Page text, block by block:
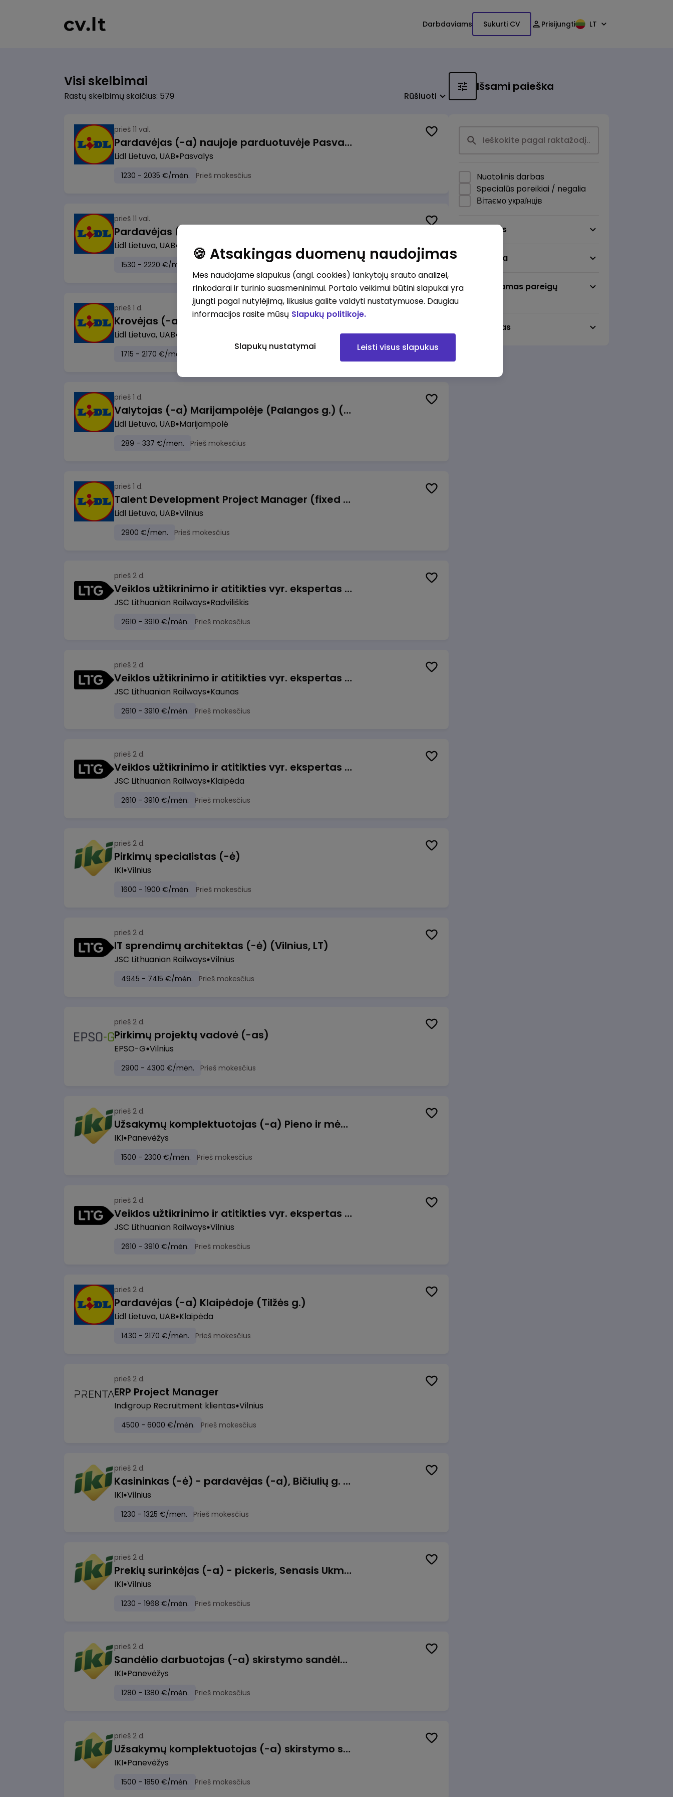
Darbdaviams Sukurti CV Prisijungti LT
Visi skelbimai
Rastų skelbimų skaičius: 579 Rūšiuoti
prieš 11 val.
Pardavėjas (-a) naujoje parduotuvėje Pasvalyje (PAPILDOMAS 600€ PRIEDAS)
Lidl Lietuva, UAB Pasvalys
1230 - 2035 €/mėn. Prieš mokesčius
prieš 11 val.
Lidl Lietuva, UAB Vilnius
1530 - 2220 €/mėn.
prieš 1 d.
Krovėjas (-a) Ringauduose (galimybė dirbti nepilnu etatu)
Lidl Lietuva, UAB
1715 - 2170 €/mėn. Prieš mokesčius
prieš 1 d.
Valytojas (-a) Marijampolėje (Palangos g.) (0,25 etatu)
Lidl Lietuva, UAB Marijampolė
289 - 337 €/mėn. Prieš mokesčius
prieš 1 d.
Talent Development Project Manager (fixed term - 1.5 years)
Lidl Lietuva, UAB Vilnius
2900 €/mėn. Prieš mokesčius
prieš 2 d.
Veiklos užtikrinimo ir atitikties vyr. ekspertas (-ė) (Radviliškis) (Radviliškis, LT)
JSC Lithuanian Railways Radviliškis
2610 - 3910 €/mėn. Prieš mokesčius
prieš 2 d.
Veiklos užtikrinimo ir atitikties vyr. ekspertas (-ė) (Kaunas) (Kaunas, LT)
JSC Lithuanian Railways Kaunas
2610 - 3910 €/mėn. Prieš mokesčius
prieš 2 d.
Veiklos užtikrinimo ir atitikties vyr. ekspertas (-ė) (Klaipėda) (Klaipėda, LT)
JSC Lithuanian Railways Klaipėda
2610 - 3910 €/mėn. Prieš mokesčius
prieš 2 d.
Pirkimų specialistas (-ė)
IKI Vilnius
1600 - 1900 €/mėn. Prieš mokesčius
prieš 2 d.
IT sprendimų architektas (-ė) (Vilnius, LT)
JSC Lithuanian Railways Vilnius
4945 - 7415 €/mėn. Prieš mokesčius
prieš 2 d.
Pirkimų projektų vadovė (-as)
EPSO-G Vilnius
2900 - 4300 €/mėn. Prieš mokesčius
prieš 2 d.
Užsakymų komplektuotojas (-a) Pieno ir mėsos sandėlyje
IKI Panevėžys
1500 - 2300 €/mėn. Prieš mokesčius
prieš 2 d.
Veiklos užtikrinimo ir atitikties vyr. ekspertas (-ė) (Vilnius, LT)
JSC Lithuanian Railways Vilnius
2610 - 3910 €/mėn. Prieš mokesčius
prieš 2 d.
Pardavėjas (-a) Klaipėdoje (Tilžės g.)
Lidl Lietuva, UAB Klaipėda
1430 - 2170 €/mėn. Prieš mokesčius
prieš 2 d.
ERP Project Manager
Indigroup Recruitment klientas Vilnius
4500 - 6000 €/mėn. Prieš mokesčius
prieš 2 d.
Kasininkas (-ė) - pardavėjas (-a), Bičiulių g. 36, Bukiškis, Vilnius
IKI Vilnius
1230 - 1325 €/mėn. Prieš mokesčius
prieš 2 d.
Prekių surinkėjas (-a) - pickeris, Senasis Ukmergės kelias 8, Avižieniai
IKI Vilnius
1230 - 1968 €/mėn. Prieš mokesčius
prieš 2 d.
Sandėlio darbuotojas (-a) skirstymo sandėlyje
IKI Panevėžys
1280 - 1380 €/mėn. Prieš mokesčius
prieš 2 d.
Užsakymų komplektuotojas (-a) skirstymo sandėlyje
IKI Panevėžys
1500 - 1850 €/mėn. Prieš mokesčius
Išsami paieška
Nuotolinis darbas
Specialūs poreikiai / negalia
Вітаємо українців
Darbo sritis
Darbo vieta
Pageidaujamas pareigų
Darbo laikas
🍪 Atsakingas duomenų naudojimas
Mes naudojame slapukus (angl. cookies) lankytojų srauto analizei,
rinkodarai ir turinio suasmeninimui. Portalo veikimui būtini slapukai yra
įjungti pagal nutylėjimą, likusius galite valdyti nustatymuose. Daugiau
informacijos rasite mūsų Slapukų politikoje.
Slapukų nustatymai Leisti visus slapukus